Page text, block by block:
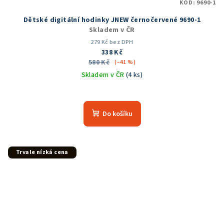
Dětské digitální hodinky JNEW černočervené 9690-1
Skladem v ČR
279 Kč bez DPH
338 Kč
580 Kč (–41 %)
Skladem v ČR (4 ks)
hodnocení
produktu
Do košíku
KÓD: 9690-1
Trvale nízká cena